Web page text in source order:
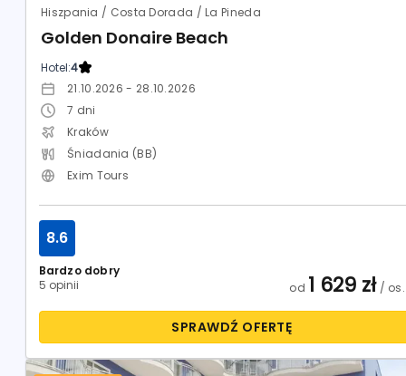
Hiszpania / Costa Dorada / La Pineda
Golden Donaire Beach
Hotel:4
21.10.2026 - 28.10.2026
7 dni
Kraków
Śniadania (BB)
Exim Tours
Bardzo dobry
5 opinii
8.6
od 1 629 zł/ os.
SPRAWDŹ OFERTĘ